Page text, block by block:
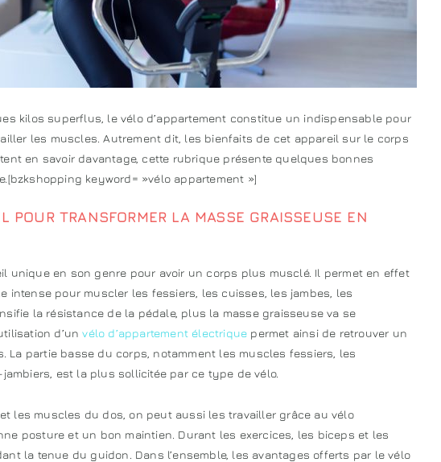
kilos superflus, le vélo d’appartement constitue un indispensable pour
les muscles. Autrement dit, les bienfaits de cet appareil sur le corps
en savoir davantage, cette rubrique présente quelques bonnes
keyword= »vélo appartement »]
POUR TRANSFORMER LA MASSE GRAISSEUSE EN
unique en son genre pour avoir un corps plus musclé. Il permet en effet
intense pour muscler les fessiers, les cuisses, les jambes, les
la résistance de la pédale, plus la masse graisseuse va se
d’unvélo d’appartement électrique permet ainsi de retrouver un
La partie basse du corps, notamment les muscles fessiers, les
est la plus sollicitée par ce type de vélo.
les muscles du dos, on peut aussi les travailler grâce au vélo
posture et un bon maintien. Durant les exercices, les biceps et les
la tenue du guidon. Dans l’ensemble, les avantages offerts par le vélo